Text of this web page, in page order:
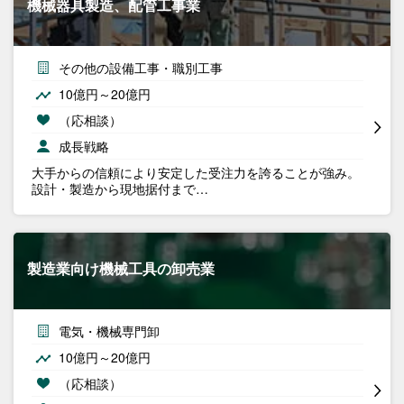
機械器具製造、配管工事業
その他の設備工事・職別工事
10億円～20億円
（応相談）
成長戦略
大手からの信頼により安定した受注力を誇ることが強み。
設計・製造から現地据付まで…
製造業向け機械工具の卸売業
電気・機械専門卸
10億円～20億円
（応相談）